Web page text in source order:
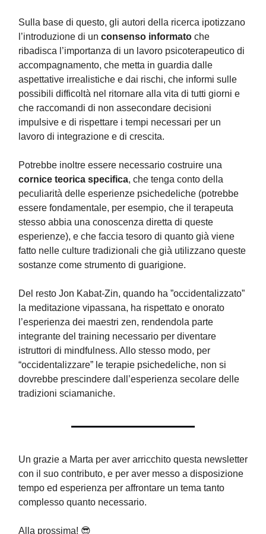
Sulla base di questo, gli autori della ricerca ipotizzano
l’introduzione di un consenso informato che
ribadisca l’importanza di un lavoro psicoterapeutico di
accompagnamento, che metta in guardia dalle
aspettative irrealistiche e dai rischi, che informi sulle
possibili difficoltà nel ritornare alla vita di tutti giorni e
che raccomandi di non assecondare decisioni
impulsive e di rispettare i tempi necessari per un
lavoro di integrazione e di crescita.
Potrebbe inoltre essere necessario costruire una
cornice teorica specifica, che tenga conto della
peculiarità delle esperienze psichedeliche (potrebbe
essere fondamentale, per esempio, che il terapeuta
stesso abbia una conoscenza diretta di queste
esperienze), e che faccia tesoro di quanto già viene
fatto nelle culture tradizionali che già utilizzano queste
sostanze come strumento di guarigione.
Del resto Jon Kabat-Zin, quando ha ”occidentalizzato”
la meditazione vipassana, ha rispettato e onorato
l’esperienza dei maestri zen, rendendola parte
integrante del training necessario per diventare
istruttori di mindfulness. Allo stesso modo, per
“occidentalizzare” le terapie psichedeliche, non si
dovrebbe prescindere dall’esperienza secolare delle
tradizioni sciamaniche.
Un grazie a Marta per aver arricchito questa newsletter
con il suo contributo, e per aver messo a disposizione
tempo ed esperienza per affrontare un tema tanto
complesso quanto necessario.
Alla prossima! 😎